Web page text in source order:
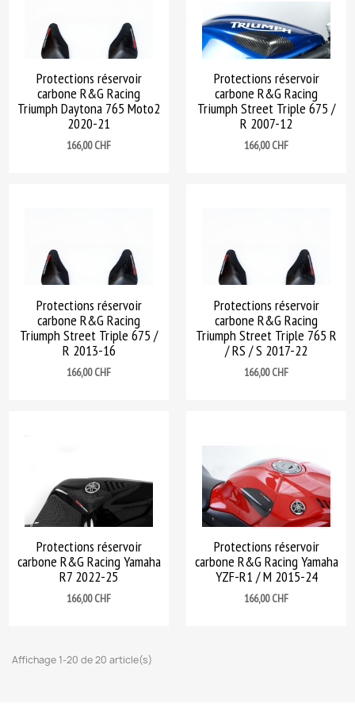
Protections réservoir
carbone R&G Racing
Triumph Daytona 765 Moto2
2020-21
Prix
166,00 CHF
Protections réservoir
carbone R&G Racing
Triumph Street Triple 675 /
R 2007-12
Prix
166,00 CHF
Protections réservoir
carbone R&G Racing
Triumph Street Triple 675 /
R 2013-16
Prix
166,00 CHF
Protections réservoir
carbone R&G Racing
Triumph Street Triple 765 R
/ RS / S 2017-22
Prix
166,00 CHF
Protections réservoir
carbone R&G Racing Yamaha
R7 2022-25
Prix
166,00 CHF
Protections réservoir
carbone R&G Racing Yamaha
YZF-R1 / M 2015-24
Prix
166,00 CHF
Affichage 1-20 de 20 article(s)